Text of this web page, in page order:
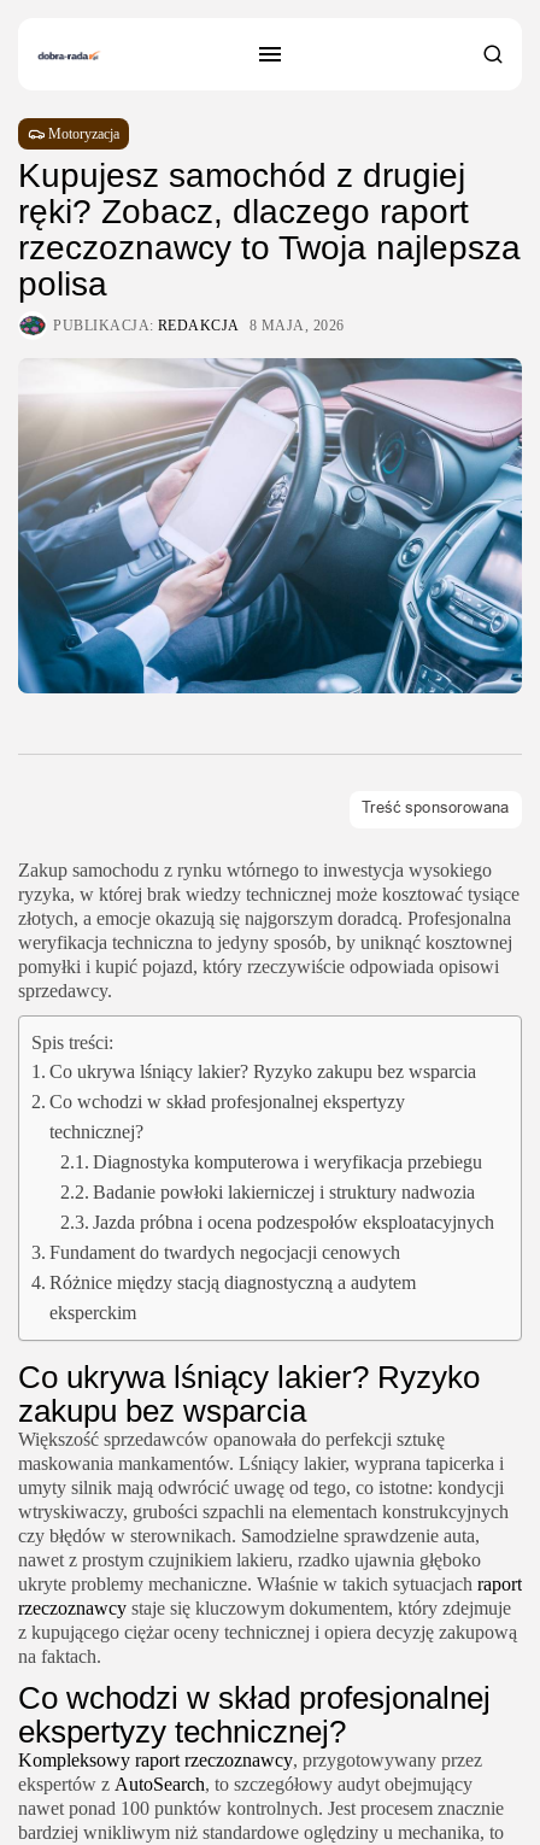
Motoryzacja
Kupujesz samochód z drugiej
ręki? Zobacz, dlaczego raport
rzeczoznawcy to Twoja najlepsza
polisa
PUBLIKACJA: REDAKCJA 8 MAJA, 2026
Zakup samochodu z rynku wtórnego to inwestycja wysokiego
ryzyka, w której brak wiedzy technicznej może kosztować tysiące
złotych, a emocje okazują się najgorszym doradcą. Profesjonalna
weryfikacja techniczna to jedyny sposób, by uniknąć kosztownej
pomyłki i kupić pojazd, który rzeczywiście odpowiada opisowi
sprzedawcy.
Spis treści:
Co ukrywa lśniący lakier? Ryzyko zakupu bez wsparcia
Co wchodzi w skład profesjonalnej ekspertyzy
technicznej?
Diagnostyka komputerowa i weryfikacja przebiegu
Badanie powłoki lakierniczej i struktury nadwozia
Jazda próbna i ocena podzespołów eksploatacyjnych
Fundament do twardych negocjacji cenowych
Różnice między stacją diagnostyczną a audytem
eksperckim
Co ukrywa lśniący lakier? Ryzyko
zakupu bez wsparcia
Większość sprzedawców opanowała do perfekcji sztukę
maskowania mankamentów. Lśniący lakier, wyprana tapicerka i
umyty silnik mają odwrócić uwagę od tego, co istotne: kondycji
wtryskiwaczy, grubości szpachli na elementach konstrukcyjnych
czy błędów w sterownikach. Samodzielne sprawdzenie auta,
nawet z prostym czujnikiem lakieru, rzadko ujawnia głęboko
ukryte problemy mechaniczne. Właśnie w takich sytuacjach raport
rzeczoznawcy staje się kluczowym dokumentem, który zdejmuje
z kupującego ciężar oceny technicznej i opiera decyzję zakupową
na faktach.
Co wchodzi w skład profesjonalnej
ekspertyzy technicznej?
Kompleksowy raport rzeczoznawcy, przygotowywany przez
ekspertów z AutoSearch, to szczegółowy audyt obejmujący
nawet ponad 100 punktów kontrolnych. Jest procesem znacznie
bardziej wnikliwym niż standardowe oględziny u mechanika, to